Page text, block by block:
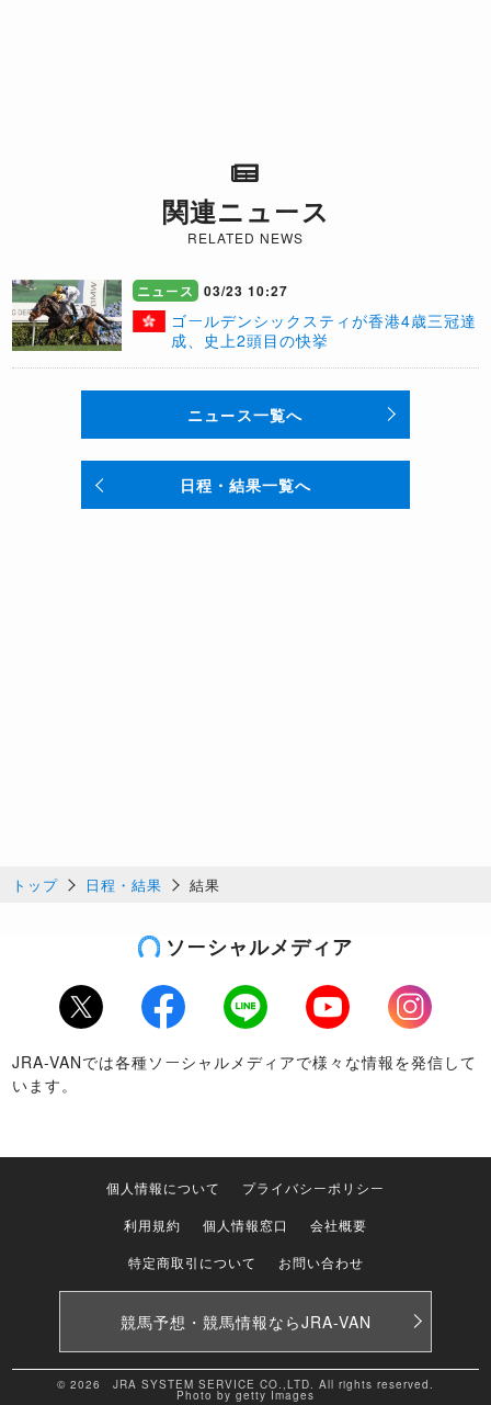
関連ニュース
RELATED NEWS
ニュース 03/23 10:27
ゴールデンシックスティが香港4歳三冠達
成、史上2頭目の快挙
ニュース一覧へ
日程・結果一覧へ
トップ 日程・結果 結果
ソーシャルメディア
Twitter Facebook LINE Youtube
Instagram
JRA-VANでは各種ソーシャルメディアで様々な情報を発信して
います。
個人情報について
プライバシーポリシー
利用規約
個人情報窓口
会社概要
特定商取引について
お問い合わせ
競馬予想・競馬情報ならJRA-VAN
© 2026 JRA SYSTEM SERVICE CO.,LTD. All rights reserved.
Photo by getty Images